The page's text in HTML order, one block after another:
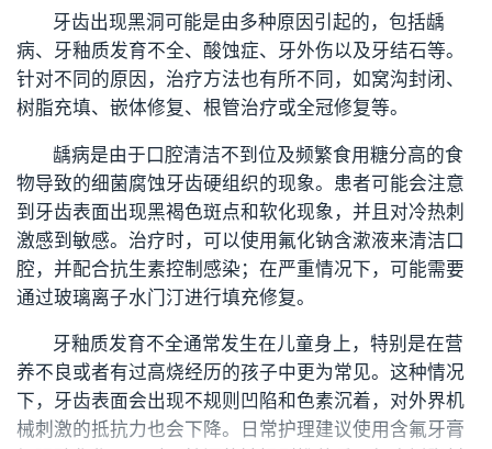
牙齿出现黑洞可能是由多种原因引起的，包括龋
病、牙釉质发育不全、酸蚀症、牙外伤以及牙结石等。
针对不同的原因，治疗方法也有所不同，如窝沟封闭、
树脂充填、嵌体修复、根管治疗或全冠修复等。
龋病是由于口腔清洁不到位及频繁食用糖分高的食
物导致的细菌腐蚀牙齿硬组织的现象。患者可能会注意
到牙齿表面出现黑褐色斑点和软化现象，并且对冷热刺
激感到敏感。治疗时，可以使用氟化钠含漱液来清洁口
腔，并配合抗生素控制感染；在严重情况下，可能需要
通过玻璃离子水门汀进行填充修复。
牙釉质发育不全通常发生在儿童身上，特别是在营
养不良或者有过高烧经历的孩子中更为常见。这种情况
下，牙齿表面会出现不规则凹陷和色素沉着，对外界机
械刺激的抵抗力也会下降。日常护理建议使用含氟牙膏